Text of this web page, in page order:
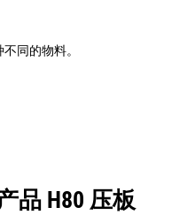
同的物料。
品 H80 压板